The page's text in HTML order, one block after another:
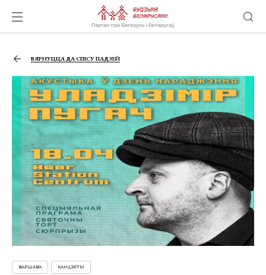
ВЯРНУЦЦА ДА СПІСУ ПАДЗЕЙ
ВАРШАВА КАНЦЭРТЫ